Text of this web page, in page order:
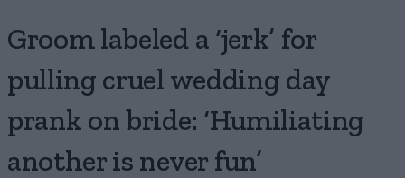
Groom labeled a ‘jerk’ for
pulling cruel wedding day
prank on bride: ‘Humiliating
another is never fun’